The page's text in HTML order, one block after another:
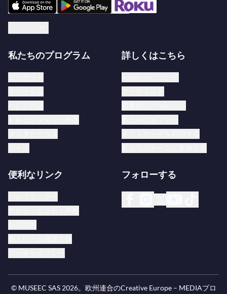
私たちのプログラム 詳しくはこちら
便利なリンク フォローする
© MUSEEC SAS 2026。欧州連合のCreative Europe – MEDIAプロ